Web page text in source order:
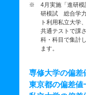
※ 4月実施「進研模
研模試 総合学力
ト利用私立大学
共通テストで課
科・科目で集計
ます。
専修大学の偏差
東京都の偏差値